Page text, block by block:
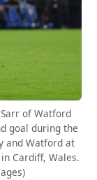
Sarr of Watford
goal during the
and Watford at
Cardiff, Wales.